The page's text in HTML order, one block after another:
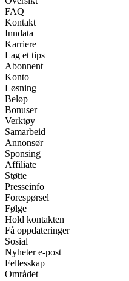
FAQ
Kontakt
Inndata
Karriere
Lag et tips
Abonnent
Konto
Løsning
Beløp
Bonuser
Verktøy
Samarbeid
Annonsør
Sponsing
Affiliate
Støtte
Presseinfo
Forespørsel
Følge
Hold kontakten
Få oppdateringer
Sosial
Nyheter e-post
Fellesskap
Området